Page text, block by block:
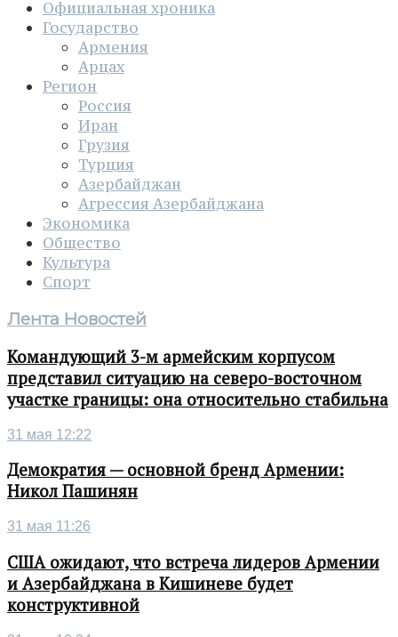
Официальная хроника
Государство
Армения
Арцах
Регион
Россия
Иран
Грузия
Турция
Азербайджан
Агрессия Азербайджана
Экономика
Общество
Культура
Спорт
Лента Новостей
Командующий 3-м армейским корпусом
представил ситуацию на северо-восточном
участке границы: она относительно стабильна
31 мая 12:22
Демократия — основной бренд Армении:
Никол Пашинян
31 мая 11:26
США ожидают, что встреча лидеров Армении
и Азербайджана в Кишиневе будет
конструктивной